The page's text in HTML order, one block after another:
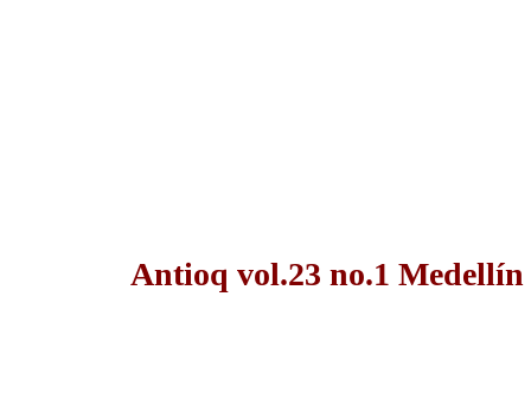
Antioq vol.23 no.1 Medellín